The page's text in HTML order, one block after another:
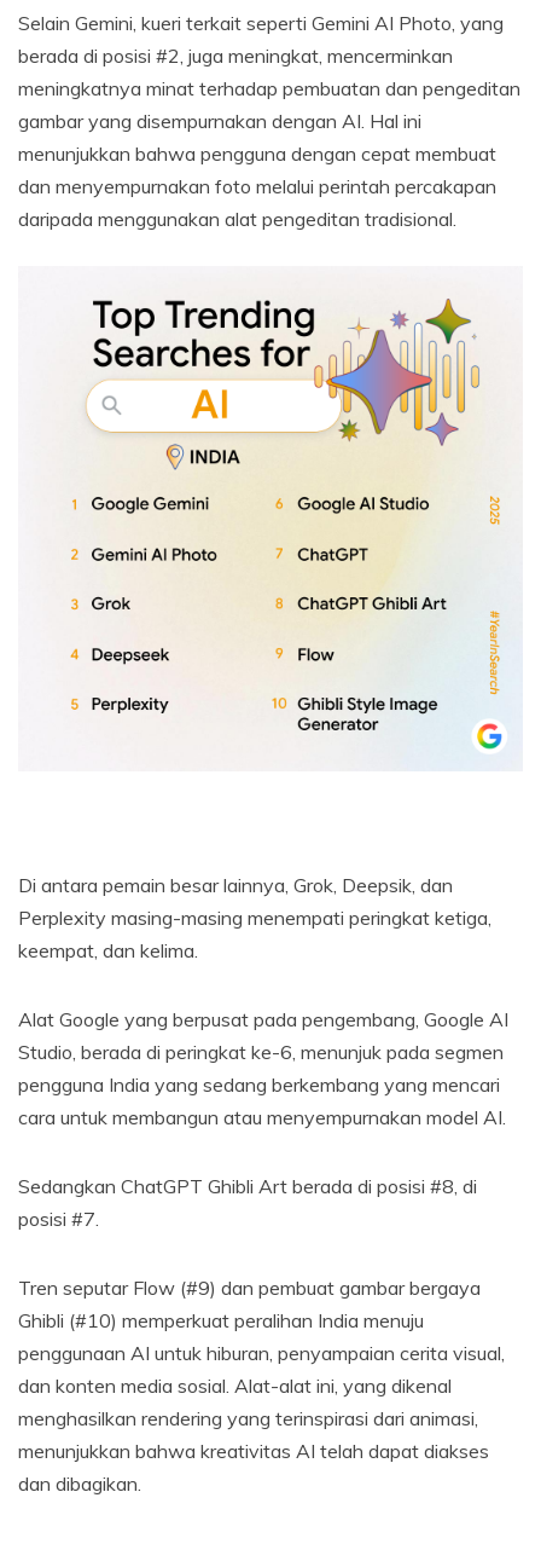
Selain Gemini, kueri terkait seperti Gemini AI Photo, yang
berada di posisi #2, juga meningkat, mencerminkan
meningkatnya minat terhadap pembuatan dan pengeditan
gambar yang disempurnakan dengan AI. Hal ini
menunjukkan bahwa pengguna dengan cepat membuat
dan menyempurnakan foto melalui perintah percakapan
daripada menggunakan alat pengeditan tradisional.
Di antara pemain besar lainnya, Grok, Deepsik, dan
Perplexity masing-masing menempati peringkat ketiga,
keempat, dan kelima.
Alat Google yang berpusat pada pengembang, Google AI
Studio, berada di peringkat ke-6, menunjuk pada segmen
pengguna India yang sedang berkembang yang mencari
cara untuk membangun atau menyempurnakan model AI.
Sedangkan ChatGPT Ghibli Art berada di posisi #8, di
posisi #7.
Tren seputar Flow (#9) dan pembuat gambar bergaya
Ghibli (#10) memperkuat peralihan India menuju
penggunaan AI untuk hiburan, penyampaian cerita visual,
dan konten media sosial. Alat-alat ini, yang dikenal
menghasilkan rendering yang terinspirasi dari animasi,
menunjukkan bahwa kreativitas AI telah dapat diakses
dan dibagikan.